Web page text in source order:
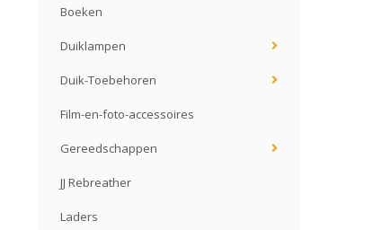
Boeken
Duiklampen
Duik-Toebehoren
Film-en-foto-accessoires
Gereedschappen
JJ Rebreather
Laders